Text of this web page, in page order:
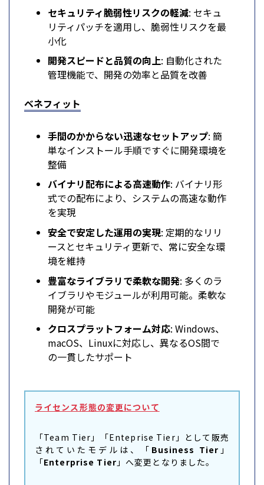
セキュリティ脆弱性リスクの軽減: セキュ
リティパッチを適用し、脆弱性リスクを最
小化
開発スピードと品質の向上: 自動化された
管理機能で、開発の効率と品質を改善
ベネフィット
手間のかからない迅速なセットアップ: 簡
単なインストール手順ですぐに開発環境を
整備
バイナリ配布による高速動作: バイナリ形
式での配布により、システムの高速な動作
を実現
安全で安定した運用の実現: 定期的なリリ
ースとセキュリティ更新で、常に安全な環
境を維持
豊富なライブラリで柔軟な開発: 多くのラ
イブラリやモジュールが利用可能。柔軟な
開発が可能
クロスプラットフォーム対応: Windows、
macOS、Linuxに対応し、異なるOS間で
の一貫したサポート
ライセンス形態の変更について
「Team Tier」「Enteprise Tier」として販売
されていたモデルは、「 Business Tier 」
「Enterprise Tier 」へ変更となりました。